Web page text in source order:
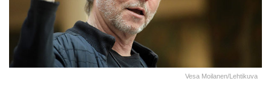
Vesa Moilanen/Lehtikuva